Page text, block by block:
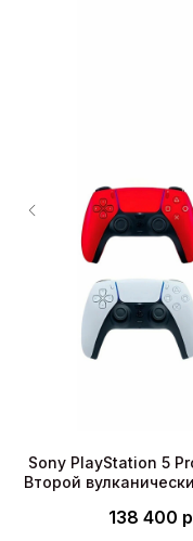
Sony PlayStation 5
Второй
138 400